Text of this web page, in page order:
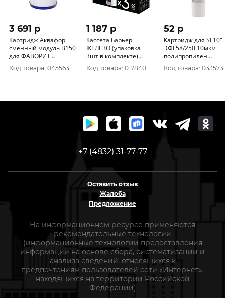
3 691 p
Картридж Аквафор
сменный модуль В150
для ФАВОРИТ
АКВАФОР
Код товара: 045563
1 187 p
Кассета Барьер
ЖЕЛЕЗО (упаковка
3шт.в комплекте)
(ресурс 350л.)
Код товара: 017840
52 p
Картридж для SL10"
ЭФГ58/250 10мкм
полипропилен
Посейдон уп.50/1шт.
Код товара: 033573
+7 (4832) 31-77-77
Оставить отзыв
Жалоба
Предложение
На информационном ресурсе применяются
рекомендательные технологии
(информационные технологии предоставления
информации на основе сбора, систематизации и
анализа сведений, относящихся к
предпочтениям пользователей сети «Интернет»,
находящихся на территории Российской
Федерации)